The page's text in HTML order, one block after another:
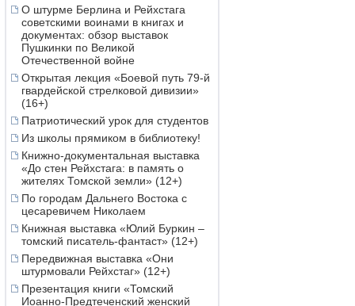
О штурме Берлина и Рейхстага
советскими воинами в книгах и
документах: обзор выставок
Пушкинки по Великой
Отечественной войне
Открытая лекция «Боевой путь 79-й
гвардейской стрелковой дивизии»
(16+)
Патриотический урок для студентов
Из школы прямиком в библиотеку!
Книжно-документальная выставка
«До стен Рейхстага: в память о
жителях Томской земли» (12+)
По городам Дальнего Востока с
цесаревичем Николаем
Книжная выставка «Юлий Буркин –
томский писатель-фантаст» (12+)
Передвижная выставка «Они
штурмовали Рейхстаг» (12+)
Презентация книги «Томский
Иоанно-Предтеченский женский